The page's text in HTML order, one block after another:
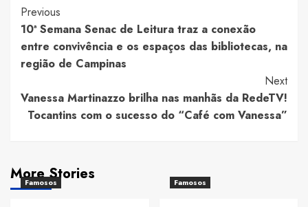
Post
Navigation
Previous
10ª Semana Senac de Leitura traz a conexão
entre convivência e os espaços das bibliotecas, na
região de Campinas
Next
Vanessa Martinazzo brilha nas manhãs da RedeTV!
Tocantins com o sucesso do “Café com Vanessa”
More Stories
Famosos Famosos